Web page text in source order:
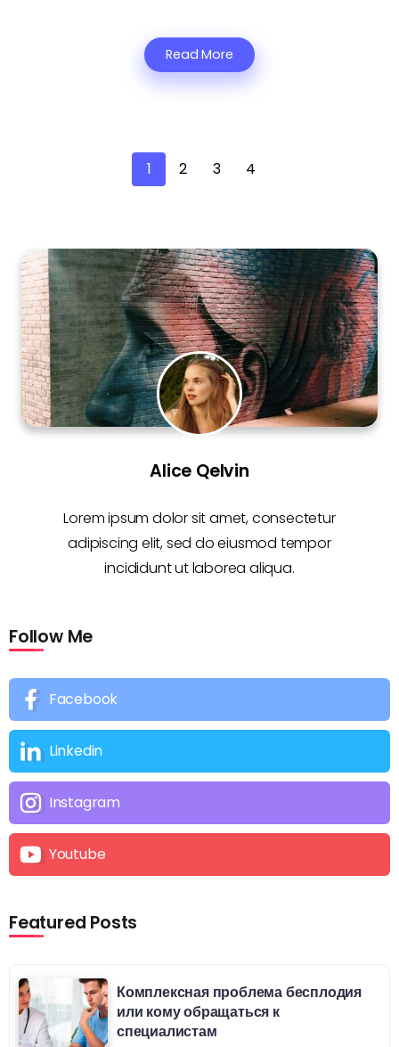
Read More
1 2 3 4
Alice Qelvin
Lorem ipsum dolor sit amet, consectetur
adipiscing elit, sed do eiusmod tempor
incididunt ut laborea aliqua.
Follow Me
Facebook
Linkedin
Instagram
Youtube
Featured Posts
Комплексная проблема бесплодия
или кому обращаться к
специалистам